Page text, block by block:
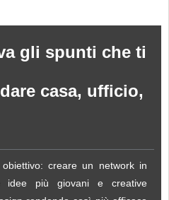
gli spunti che ti
casa, ufficio,
creare un network in
più giovani e creative